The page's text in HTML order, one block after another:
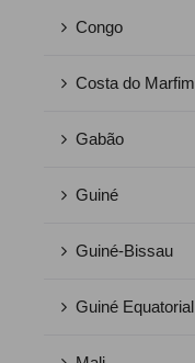
Congo
Costa do Marfim
Gabão
Guiné
Guiné-Bissau
Guiné Equatorial